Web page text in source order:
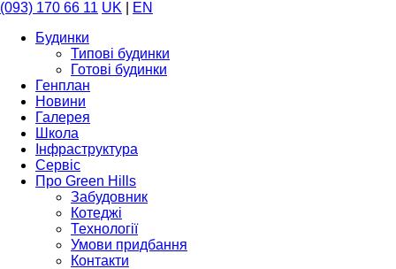
(093) 170 66 11 UK
EN
Будинки
Типові будинки
Готові будинки
Генплан
Новини
Галерея
Школа
Інфраструктура
Сервіс
Про Green Hills
Забудовник
Котеджі
Технології
Умови придбання
Контакти